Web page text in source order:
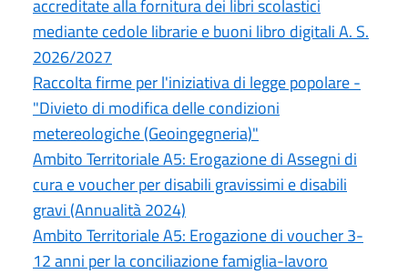
accreditate alla fornitura dei libri scolastici
mediante cedole librarie e buoni libro digitali A. S.
2026/2027
Raccolta firme per l'iniziativa di legge popolare -
"Divieto di modifica delle condizioni
metereologiche (Geoingegneria)"
Ambito Territoriale A5: Erogazione di Assegni di
cura e voucher per disabili gravissimi e disabili
gravi (Annualità 2024)
Ambito Territoriale A5: Erogazione di voucher 3-
12 anni per la conciliazione famiglia-lavoro